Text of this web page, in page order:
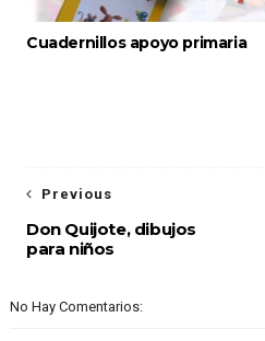
Cuadernillos apoyo primaria
Previous
Don Quijote, dibujos
para niños
No Hay Comentarios: